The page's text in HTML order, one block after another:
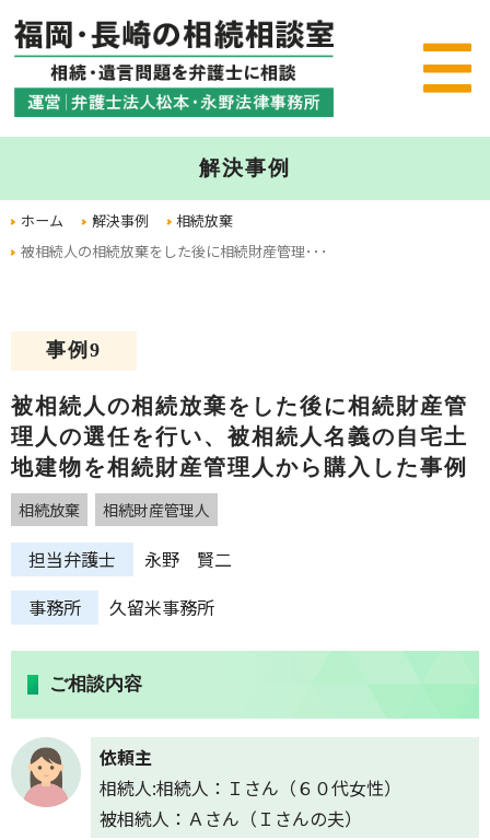
解決事例
ホーム 解決事例
相続放棄
被相続人の相続放棄をした後に相続財産管理･･･
事例9
被相続人の相続放棄をした後に相続財産管
理人の選任を行い、被相続人名義の自宅土
地建物を相続財産管理人から購入した事例
相続放棄 相続財産管理人
担当弁護士
永野 賢二
事務所
久留米事務所
ご相談内容
依頼主
相続人:相続人：Ｉさん（６０代女性）
被相続人：Ａさん（Ｉさんの夫）